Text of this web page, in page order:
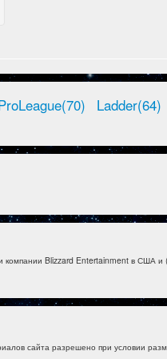
Ladder(64)
Blizzard Entertainment в США и
сайта разрешено при условии